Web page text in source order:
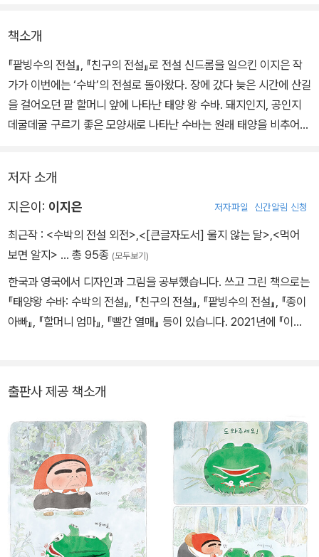
책소개
『팥빙수의 전설』, 『친구의 전설』로 전설 신드롬을 일으킨 이지은 작
가가 이번에는 ‘수박’의 전설로 돌아왔다. 장에 갔다 늦은 시간에 산길
을 걸어오던 팥 할머니 앞에 나타난 태양 왕 수바. 돼지인지, 공인지
데굴데굴 구르기 좋은 모양새로 나타난 수바는 원래 태양을 비추어
신세가 된 것이다. 수바는 할머니에게 간절하게 도움을 청하지만, 왕
대접을 받긴커녕 이름조차 수박, 왕수박 등으로 불리며 더 혼란을 겪
팥 할머니의 인정 많고 털털한 정감은 『팥빙수의 전설』에 이어 『태양
왕 수바: 수박의 전설』에서도 빛을 발한다. 수바의 이름을 곧 죽어도
‘수박’이라 부르며 실랑이 하는 모습, 낯선 존재인 수바의 부탁을 선뜻
들어주는 따스함과 대범함, 수바의 행위 없는 간구를 비웃듯 기운차
서도 “하는 수 없지.” 하고 넘겨 버리는 쿨내 진동하는 모습에서 일상
태양 왕, 생물의 성장을 주관하는 용인 수바는 정작 위기에 처한 순간
하늘과 땅을 향해 상을 차리고 내재적 기원으로 문제를 해결하려 했
다면, 팥 할머니의 해결책은 직접적이고 담백하다. 실체 없는 기원만
으로는 근본적인 문제 해결에 접근하지 못한다는 것, 직접 부딪치고
드러내고 정면으로 맞설 때 오히려 실마리를 풀어 갈 수 있다는 작가
의 시선이, 한껏 가볍고 유쾌해 보이는 수박의 전설 기저에 담겨 있다.
저자 소개
지은이: 이지은 저자파일 신간알림 신청
최근작 : <수박의 전설 외전>,<[큰글자도서] 울지 않는 달>,<먹어
보면 알지> … 총 95종 (모두보기)
한국과 영국에서 디자인과 그림을 공부했습니다. 쓰고 그린 책으로는
『태양왕 수바: 수박의 전설』, 『친구의 전설』, 『팥빙수의 전설』, 『종이
아빠』, 『할머니 엄마』, 『빨간 열매』 등이 있습니다. 2021년에 『이파
출판사 제공 책소개